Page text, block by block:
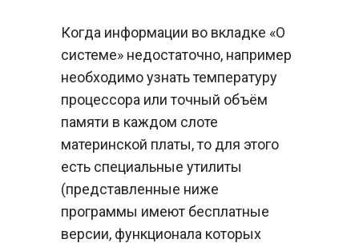
Когда информации во вкладке «О
системе» недостаточно, например
необходимо узнать температуру
процессора или точный объём
памяти в каждом слоте
материнской платы, то для этого
есть специальные утилиты
(представленные ниже
программы имеют бесплатные
версии, функционала которых